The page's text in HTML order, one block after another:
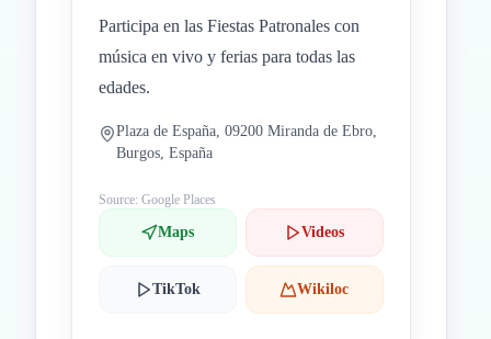
Participa en las Fiestas Patronales con
música en vivo y ferias para todas las
edades.
Plaza de España, 09200 Miranda de Ebro,
Burgos, España
Source: Google Places
Maps Videos
TikTok Wikiloc